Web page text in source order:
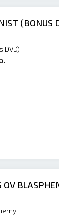
(BONUS
DVD)
OV